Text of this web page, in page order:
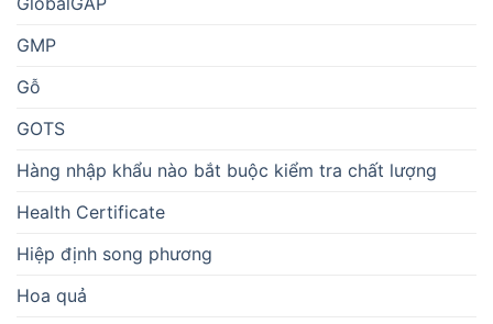
GMP
Gỗ
GOTS
Hàng nhập khẩu nào bắt buộc kiểm tra chất lượng
Health Certificate
Hiệp định song phương
Hoa quả